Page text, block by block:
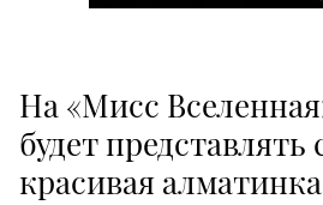
На «Мисс
будет представлять
красивая алматинка